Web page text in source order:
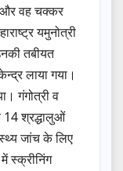
वह चक्कर
यमुनोत्री
तबीयत
लाया गया।
गंगोत्री व
14 श्रद्धालुओं
जांच के लिए
स्क्रीनिंग